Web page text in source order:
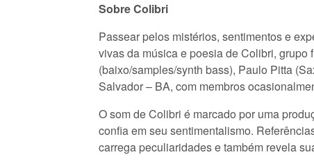
Sobre Colibri
Passear pelos mistérios, sentimentos e
vivas da música e poesia de Colibri, grupo
(baixo/samples/synth bass), Paulo Pitta
Salvador – BA, com membros
O som de Colibri é marcado por uma
confia em seu sentimentalismo.
carrega peculiaridades e também revela